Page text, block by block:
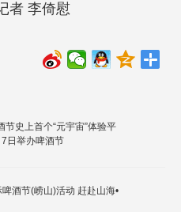
者 李倚慰
节史上首个“元宇宙”体验平
日举办啤酒节
酒节(崂山)活动 赶赴山海•